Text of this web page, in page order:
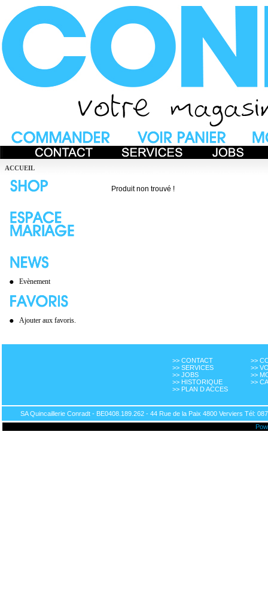
ACCUEIL
Evènement
Ajouter aux favoris.
Produit non trouvé !
>> CONTACT
>> SERVICES
>> JOBS
>> HISTORIQUE
>> PLAN D ACCES
>>
>>
>>
>>
SA Quincaillerie Conradt - BE0408.189.262 - 44 Rue de la Paix 4800 Verviers Tél: